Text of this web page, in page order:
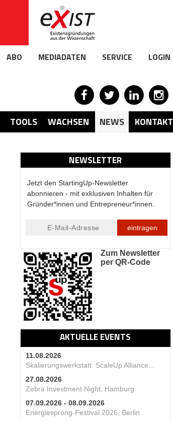
ABO MEDIADATEN SERVICE LOGIN
TOOLS WACHSEN NEWS KONTAKT
NEWSLETTER
Jetzt den StartingUp-Newsletter
abonnieren - mit exklusiven Inhalten für
Gründer*innen und Entrepreneur*innen.
eintragen
Zum Newsletter
per QR-Code
AKTUELLE EVENTS
11.08.2026
Skalierungswerkstatt: ScaleUp Alliance...
27.08.2026
Zebra Investment Night, Hamburg
07.09.2026 - 08.09.2026
Energiesprong-Festival 2026, Berlin